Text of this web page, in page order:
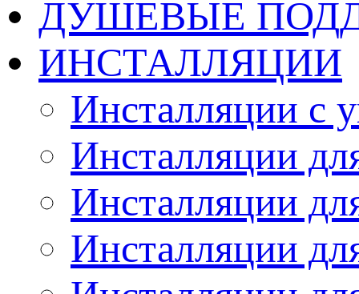
ДУШЕВЫЕ
ИНСТАЛЛЯЦИИ
Инсталляции с
Инсталляции
Инсталляции
Инсталляции